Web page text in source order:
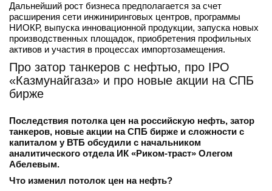
Дальнейший рост бизнеса предполагается за счет
расширения сети инжиниринговых центров, программы
НИОКР, выпуска инновационной продукции, запуска новых
производственных площадок, приобретения профильных
активов и участия в процессах импортозамещения.
Про затор танкеров с нефтью, про IPO
«Казмунайгаза» и про новые акции на СПБ
бирже
Последствия потолка цен на российскую нефть, затор
танкеров, новые акции на СПБ бирже и сложности с
капиталом у ВТБ обсудили с начальником
аналитического отдела ИК «Риком-траст» Олегом
Абелевым.
Что изменил потолок цен на нефть?